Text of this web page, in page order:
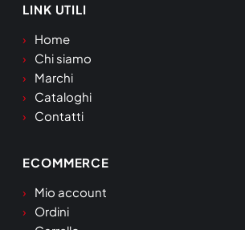
LINK UTILI
Home
Chi siamo
Marchi
Cataloghi
Contatti
ECOMMERCE
Mio account
Ordini